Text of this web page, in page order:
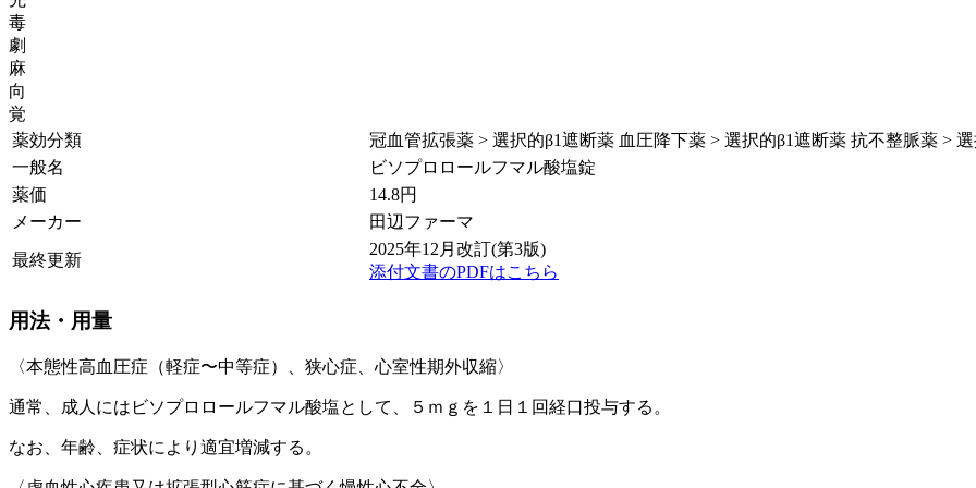
毒
劇
麻
向
覚
薬効分類
冠血管拡張薬 > 選択的β1遮断薬 血圧降下薬 > 選択的β1遮断薬 抗不整脈薬 >
一般名
ビソプロロールフマル酸塩錠
薬価
14.8円
メーカー
田辺ファーマ
最終更新
2025年12月改訂(第3版)
添付文書のPDFはこちら
用法・用量
〈本態性高血圧症（軽症〜中等症）、狭心症、心室性期外収縮〉
通常、成人にはビソプロロールフマル酸塩として、５ｍｇを１日１回経口投与する。
なお、年齢、症状により適宜増減する。